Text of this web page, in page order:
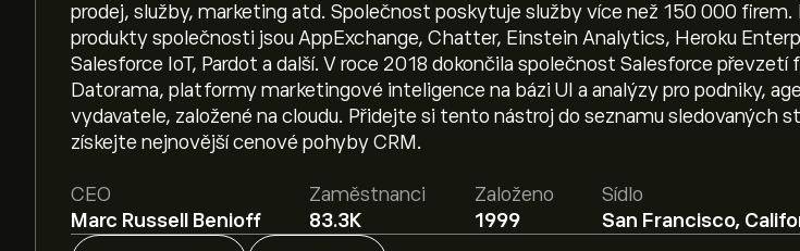
prodej, služby, marketing atd. Společnost poskytuje služby více než 150 000 firem.
produkty společnosti jsou AppExchange, Chatter, Einstein Analytics, Heroku
Salesforce IoT, Pardot a další. V roce 2018 dokončila společnost Salesforce převzetí
Datorama, platformy marketingové inteligence na bázi UI a analýzy pro podniky,
vydavatele, založené na cloudu. Přidejte si tento nástroj do seznamu sledovaných
získejte nejnovější cenové pohyby CRM.
CEO
Marc Russell Benioff
Zaměstnanci
83.3K
Založeno
1999
Sídlo
San Francisco,